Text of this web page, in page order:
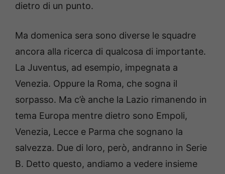
dietro di un punto.
Ma domenica sera sono diverse le squadre
ancora alla ricerca di qualcosa di importante.
La Juventus, ad esempio, impegnata a
Venezia. Oppure la Roma, che sogna il
sorpasso. Ma c’è anche la Lazio rimanendo in
tema Europa mentre dietro sono Empoli,
Venezia, Lecce e Parma che sognano la
salvezza. Due di loro, però, andranno in Serie
B. Detto questo, andiamo a vedere insieme